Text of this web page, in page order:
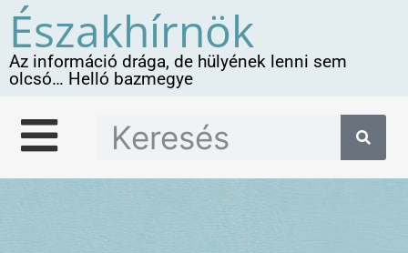
Északhírnök
Az információ drága, de hülyének lenni sem
olcsó… Helló bazmegye